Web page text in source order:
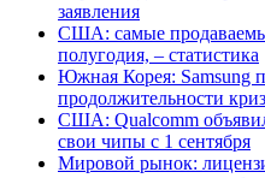
заявления
США: самые
полугодия, – статистика
Южная Корея: Samsung
продолжительности
США: Qualcomm
свои чипы с 1 сентября
Мировой рынок: